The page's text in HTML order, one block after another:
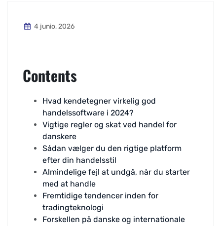
4 junio, 2026
Contents
Hvad kendetegner virkelig god
handelssoftware i 2024?
Vigtige regler og skat ved handel for
danskere
Sådan vælger du den rigtige platform
efter din handelsstil
Almindelige fejl at undgå, når du starter
med at handle
Fremtidige tendencer inden for
tradingteknologi
Forskellen på danske og internationale